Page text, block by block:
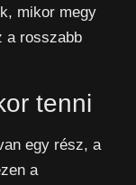
mikor megy
a rosszabb
tenni
egy rész, a
a